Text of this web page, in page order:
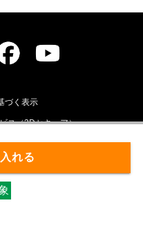
れる
づく表示
ス（3Dセキュア）
個人情報保護方針
概要